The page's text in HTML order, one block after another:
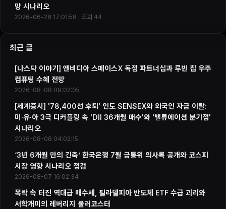
망 시나리오
2026-06-28 17:01:58 · 조회 44
최근 글
[나스닥 이야기] 엔비디아 스페이스X 독점 파트너십과 루빈 칩 우주
컴퓨팅 수혜 전망
2026-08-08 09:02:05
[세계증시] '78,400선 후퇴' 인도 SENSEX와 외국인 자금 이탈:
미·유·아 3극 디커플링 속 'DII 36개월 매수'와 '밸류에이션 분기점'
시나리오
2026-08-08 04:02:15
‘3년 6개월 만의 긴축’ 한국은행 7월 금통위 의사록 공개와 코스피
시장 영향 시나리오 점검
2026-08-07 16:02:34
폭락 속 터진 역대급 매수세, 필라델피아 반도체 ETF 수급 괴리와
서학개미의 레버리지 롤러코스터